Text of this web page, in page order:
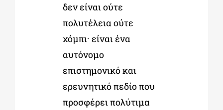
δεν είναι ούτε
πολυτέλεια ούτε
χόμπι· είναι ένα
αυτόνομο
επιστημονικό και
ερευνητικό πεδίο που
προσφέρει πολύτιμα